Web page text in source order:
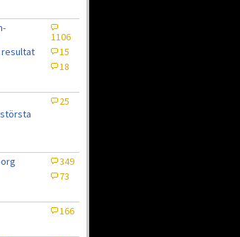
1106
resultat
15
18
25
349
73
166